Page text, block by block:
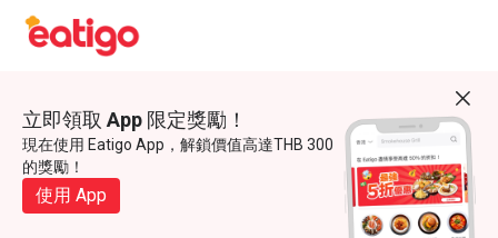
立即領取 App 限定獎勵！
現在使用 Eatigo App，解鎖價值高達THB 300
的獎勵！
使用 App